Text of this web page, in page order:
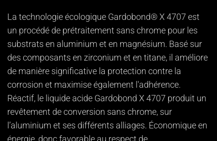
La technologie écologique Gardobond® X 4707 est
un procédé de prétraitement sans chrome pour les
substrats en aluminium et en magnésium. Basé sur
des composants en zirconium et en titane, il améliore
de manière significative la protection contre la
corrosion et maximise également l'adhérence.
Réactif, le liquide acide Gardobond X 4707 produit un
revêtement de conversion sans chrome, sur
l’aluminium et ses différents alliages. Économique en
énergie, donc favorable au respect de